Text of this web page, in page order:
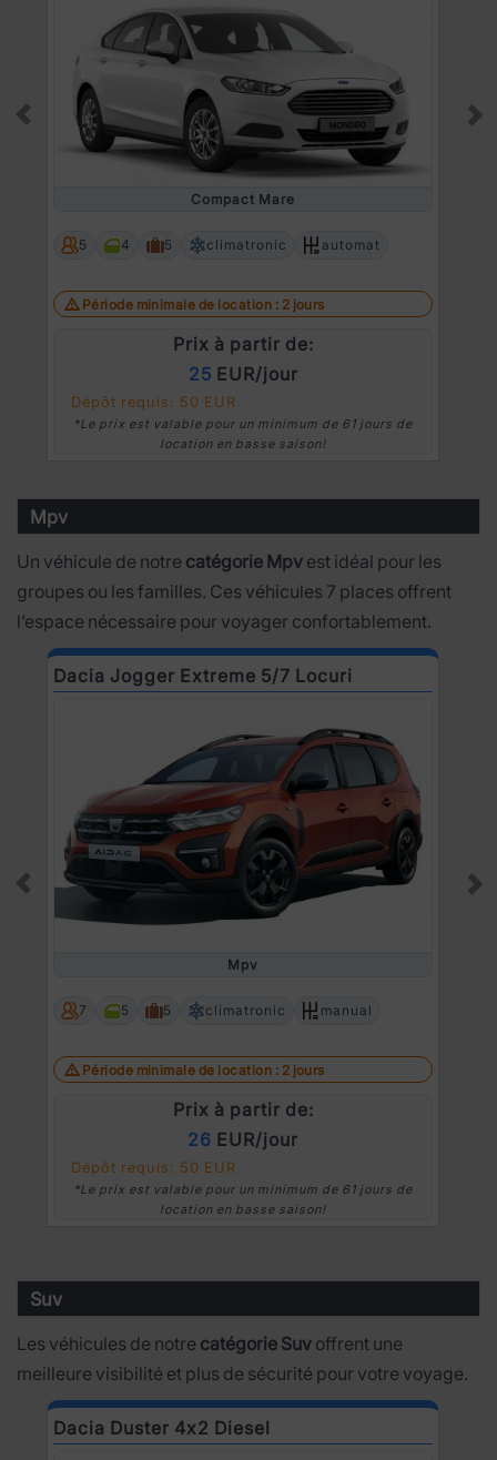
Compact Mare
5 4 5 climatronic automat
Période minimale de location : 2 jours
Prix à partir de:
25 EUR/jour
Dépôt requis: 50 EUR
*Le prix est valable pour un minimum de 61 jours de
location en basse saison!
Mpv
Un véhicule de notre catégorie Mpv est idéal pour les
groupes ou les familles. Ces véhicules 7 places offrent
l’espace nécessaire pour voyager confortablement.
Dacia Jogger Extreme 5/7 Locuri
Mpv
7 5 5 climatronic manual
Période minimale de location : 2 jours
Prix à partir de:
26 EUR/jour
Dépôt requis: 50 EUR
*Le prix est valable pour un minimum de 61 jours de
location en basse saison!
Prev
Suv
Les véhicules de notre catégorie Suv offrent une
meilleure visibilité et plus de sécurité pour votre voyage.
Dacia Duster 4x2 Diesel